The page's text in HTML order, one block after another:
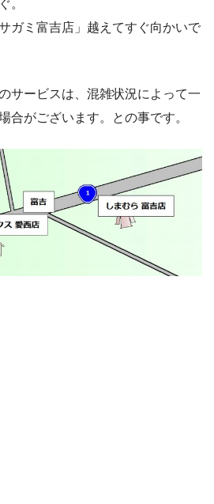
。
ガミ富吉店」越えてすぐ向かいで
サービスは、混雑状況によって一
合がございます。との事です。